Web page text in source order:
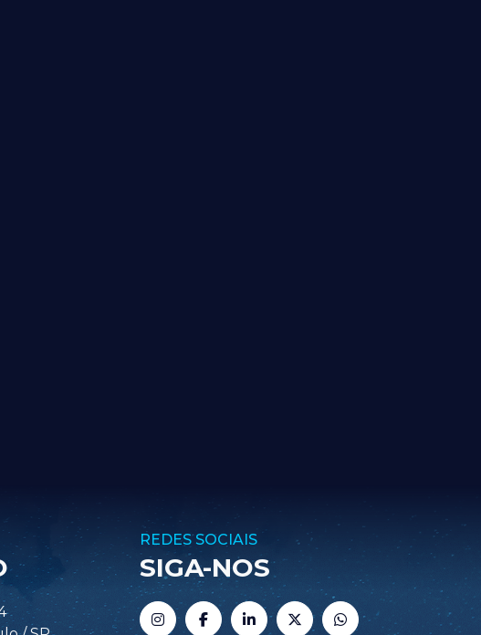
REDES SOCIAIS
SIGA-NOS